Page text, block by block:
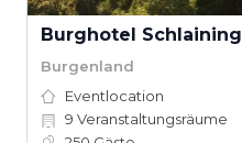
Burghotel Schlaining
Burgenland
Eventlocation
9 Veranstaltungsräume